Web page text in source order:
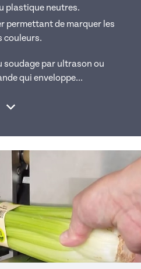
plastique neutres.
permettant de marquer les
couleurs.
soudage par ultrason ou
qui enveloppe...
Afficher la suite